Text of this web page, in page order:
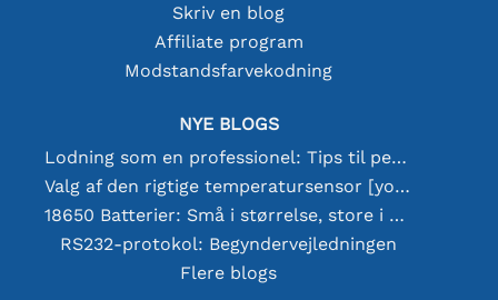
Skriv en blog
Affiliate program
Modstandsfarvekodning
NYE BLOGS
Lodning som en professionel: Tips til perfekte elektroniske forbindelser
Valg af den rigtige temperatursensor [youtube]
18650 Batterier: Små i størrelse, store i ydeevne
RS232-protokol: Begyndervejledningen
Flere blogs